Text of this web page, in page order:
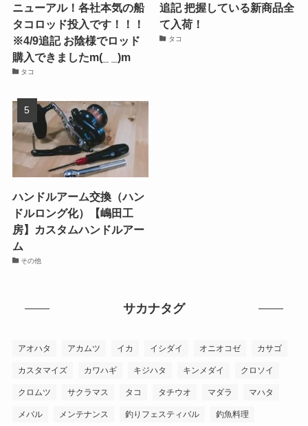
ニューアル！各社本気の船
タコロッド投入です！！！
※4/9追記 お陰様でロッド
購入できましたm(_ _)m
タコ
追記 把握している新商品全
て入荷！
タコ
ハンドルアーム交換（ハン
ドルロング化）【嶋田工
房】カスタムハンドルアー
ム
その他
サカナタグ
アオハタ アカムツ イカ イシダイ オニオコゼ カサゴ
カスタマイズ カワハギ キジハタ キンメダイ クロソイ
クロムツ サクラマス タコ タチウオ マダラ マハタ
メバル メンテナンス 釣りフェスティバル 釣魚料理